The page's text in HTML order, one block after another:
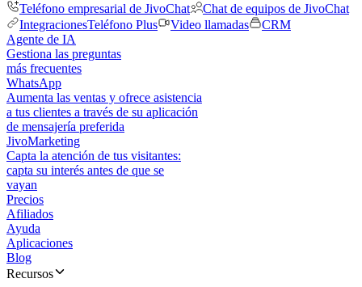
Teléfono empresarial de JivoChat
Chat de equipos de JivoChat
IntegracionesTeléfono Plus Video llamadas
CRM
Agente de IA
Gestiona las preguntas
más frecuentes
WhatsApp
Aumenta las ventas y ofrece asistencia
a tus clientes a través de su aplicación
de mensajería preferida
JivoMarketing
Capta la atención de tus visitantes:
capta su interés antes de que se
vayan
Precios
Afiliados
Ayuda
Aplicaciones
Blog
Recursos